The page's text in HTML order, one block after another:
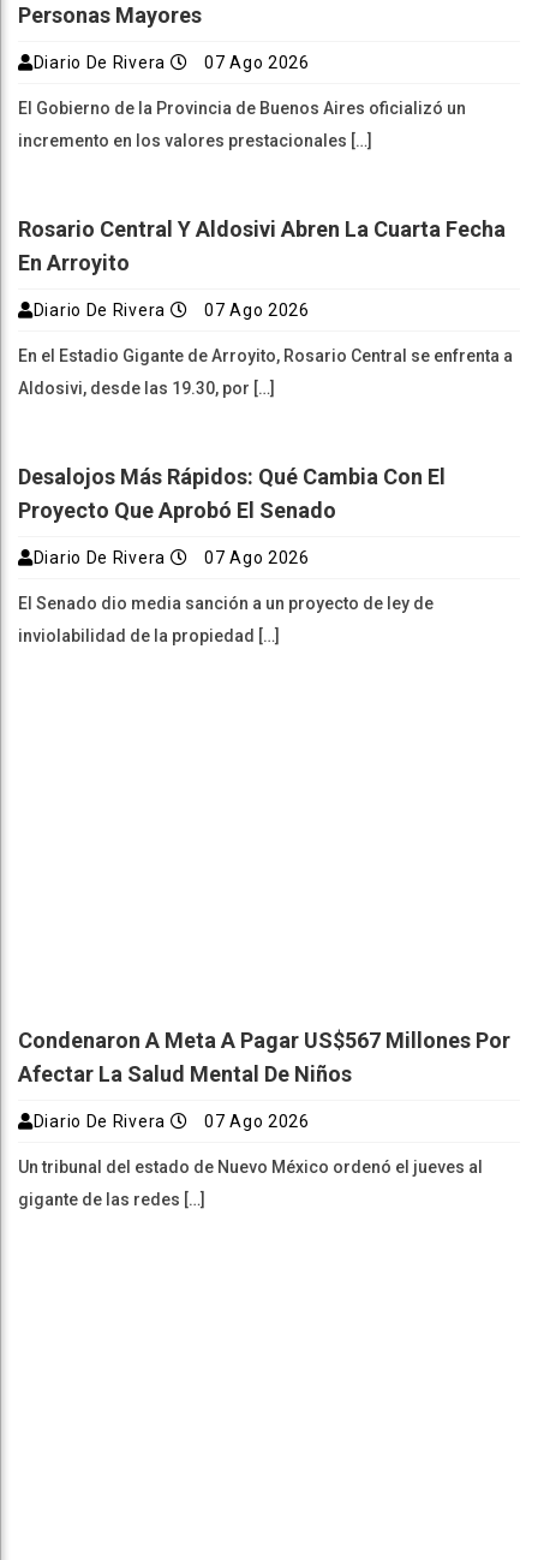
Personas Mayores
Diario De Rivera 07 Ago 2026
El Gobierno de la Provincia de Buenos Aires oficializó un
incremento en los valores prestacionales […]
Rosario Central Y Aldosivi Abren La Cuarta Fecha
En Arroyito
Diario De Rivera 07 Ago 2026
En el Estadio Gigante de Arroyito, Rosario Central se enfrenta a
Aldosivi, desde las 19.30, por […]
Desalojos Más Rápidos: Qué Cambia Con El
Proyecto Que Aprobó El Senado
Diario De Rivera 07 Ago 2026
El Senado dio media sanción a un proyecto de ley de
inviolabilidad de la propiedad […]
Condenaron A Meta A Pagar US$567 Millones Por
Afectar La Salud Mental De Niños
Diario De Rivera 07 Ago 2026
Un tribunal del estado de Nuevo México ordenó el jueves al
gigante de las redes […]